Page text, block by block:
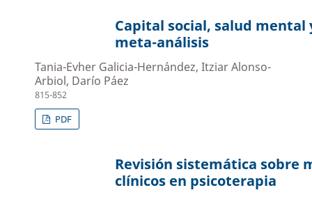
Capital social, salud
meta-análisis
Tania-Evher Galicia-Hernández, Itziar Alonso-
Arbiol, Darío Páez
815-852
PDF
Revisión sistemática sobre
clínicos en psicoterapia